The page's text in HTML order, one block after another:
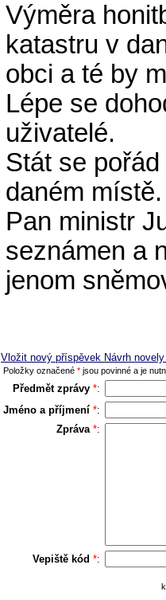
Výměra
katastru v
obci a té by
Lépe se
uživatelé.
Stát se
daném místě.
Pan ministr
seznámen a
jenom
Vložit nový příspěvek Návrh
Položky označené * jsou povinné a je
Předmět zprávy *:
Jméno a příjmení *:
Zpráva *:
Vepiště kód *: